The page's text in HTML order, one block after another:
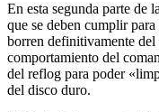
En esta segunda parte de
que se deben cumplir
borren definitivamente
comportamiento del
del reflog para poder
del disco duro.